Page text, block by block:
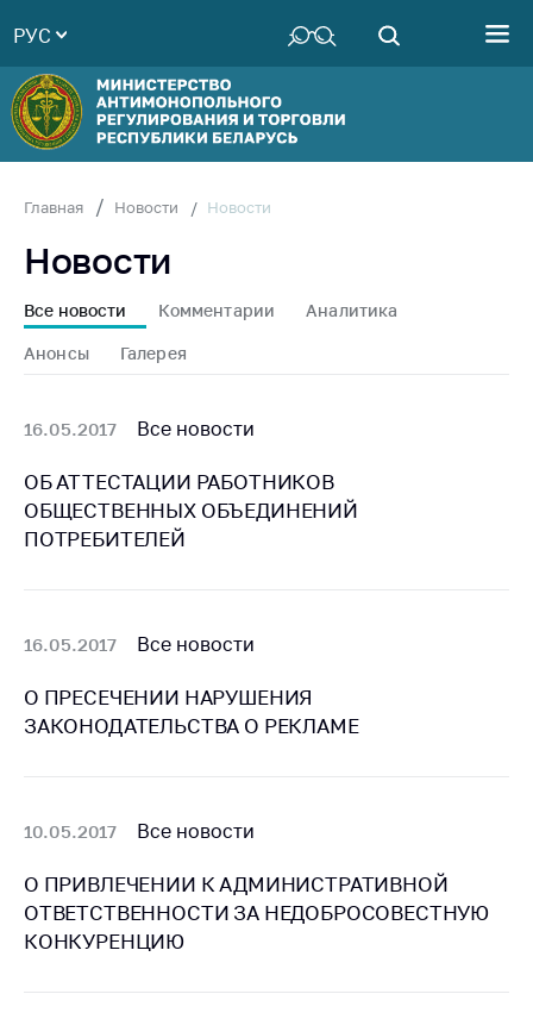
Руководство
Структура
Министерства
Территориальные
Законодательство
Антикоррупционная
деятельность
совет
Соискателям
Награждения
Общественная
Идеологическая
работа
символы
5 лет МАРТ
Деятельность
РУС
Главная Новости Новости
Новости
Все новости Комментарии Аналитика
Анонсы Галерея
16.05.2017 Все новости
ОБ АТТЕСТАЦИИ РАБОТНИКОВ
ОБЩЕСТВЕННЫХ ОБЪЕДИНЕНИЙ
ПОТРЕБИТЕЛЕЙ
16.05.2017 Все новости
О ПРЕСЕЧЕНИИ НАРУШЕНИЯ
ЗАКОНОДАТЕЛЬСТВА О РЕКЛАМЕ
10.05.2017 Все новости
О ПРИВЛЕЧЕНИИ К АДМИНИСТРАТИВНОЙ
ОТВЕТСТВЕННОСТИ ЗА НЕДОБРОСОВЕСТНУЮ
КОНКУРЕНЦИЮ